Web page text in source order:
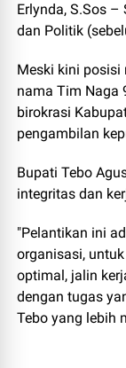
Erlynda, S.Sos
dan Politik
Meski kini posisi
nama Tim Naga
birokrasi
pengambilan
Bupati Tebo
integritas dan
"Pelantikan ini
organisasi,
optimal, jalin
dengan tugas
Tebo yang lebih